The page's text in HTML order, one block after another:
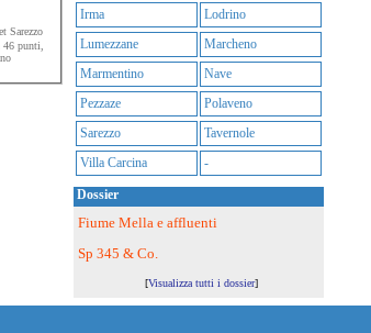
Sarezzo
punti,
Irma
Lodrino
Lumezzane
Marcheno
Marmentino
Nave
Pezzaze
Polaveno
Sarezzo
Tavernole
Villa Carcina
-
Dossier
Fiume Mella e affluenti
Sp 345 & Co.
[Visualizza tutti i dossier]